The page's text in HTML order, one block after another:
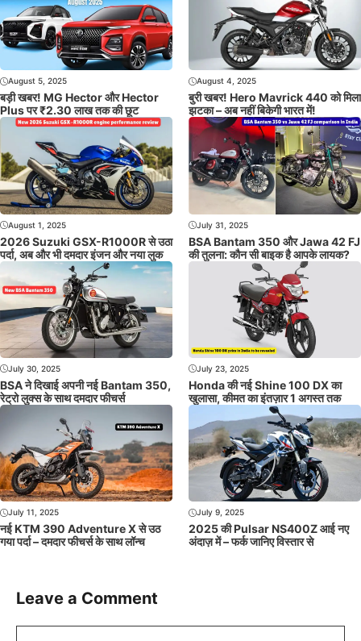
August 5, 2025
बड़ी खबर! MG Hector और Hector
Plus पर ₹2.30 लाख तक की छूट
August 4, 2025
बुरी खबर! Hero Mavrick 440 को मिला
झटका – अब नहीं बिकेगी भारत में!
August 1, 2025
2026 Suzuki GSX-R1000R से उठा
पर्दा, अब और भी दमदार इंजन और नया लुक
July 31, 2025
BSA Bantam 350 और Jawa 42 FJ
की तुलना: कौन सी बाइक है आपके लायक?
July 30, 2025
BSA ने दिखाई अपनी नई Bantam 350,
रेट्रो लुक्स के साथ दमदार फीचर्स
July 23, 2025
Honda की नई Shine 100 DX का
खुलासा, कीमत का इंतज़ार 1 अगस्त तक
July 11, 2025
नई KTM 390 Adventure X से उठ
गया पर्दा – दमदार फीचर्स के साथ लॉन्च
July 9, 2025
2025 की Pulsar NS400Z आई नए
अंदाज़ में – फर्क जानिए विस्तार से
Leave a Comment